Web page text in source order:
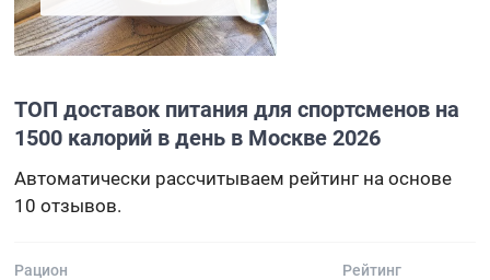
ТОП доставок питания для спортсменов на
1500 калорий в день в Москве 2026
Автоматически рассчитываем рейтинг на основе
10 отзывов.
Рацион Рейтинг